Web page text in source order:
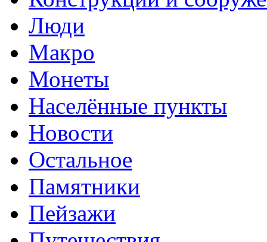
Люди
Макро
Монеты
Населённые пункты
Новости
Остальное
Памятники
Пейзажи